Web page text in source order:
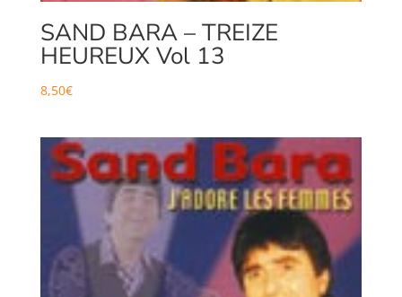
SAND BARA – TREIZE
HEUREUX Vol 13
8,50€